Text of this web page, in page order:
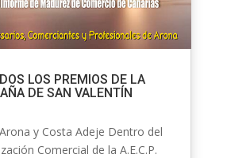
LOS PREMIOS DE LA
DE SAN VALENTÍN
y Costa Adeje Dentro del
Comercial de la A.E.C.P.